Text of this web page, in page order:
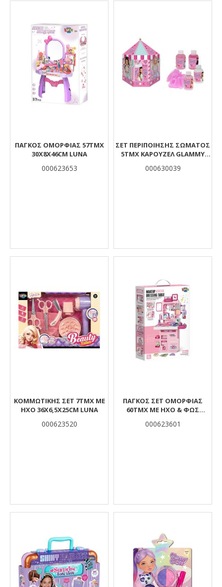
ΠΑΓΚΟΣ ΟΜΟΡΦΙΑΣ 57TMX
30X8X46CM LUNA
000623653
ΣΕΤ ΠΕΡΙΠΟΙΗΣΗΣ ΣΩΜΑΤΟΣ
5ΤΜΧ ΚΑΡΟΥΖΕΛ GLAMMY
000630039
ΚΟΜΜΩΤΙΚΗΣ ΣΕΤ 7ΤΜΧ ΜΕ
ΗΧΟ 36X6,5X25CM LUNA
000623520
ΠΑΓΚΟΣ ΣΕΤ ΟΜΟΡΦΙΑΣ
60ΤΜΧ ΜΕ ΗΧΟ & ΦΩΣ
000623601